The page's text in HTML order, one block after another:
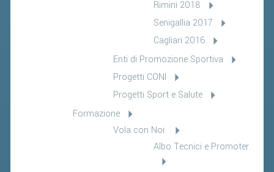
Rimini 2018
Senigallia 2017
Cagliari 2016
Enti di Promozione Sportiva
Progetti CONI
Progetti Sport e Salute
Formazione
Vola con Noi
Albo Tecnici e Promoter